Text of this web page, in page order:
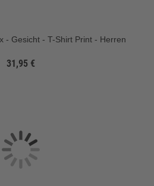
- Gesicht - T-Shirt Print - Herren
31,95 €